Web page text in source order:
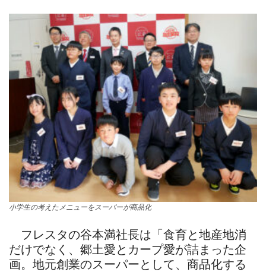
小学生の考えたメニューをスーパーが商品化
フレスタの谷本満社長は「食育と地産地消
だけでなく、郷土愛とカープ愛が詰まった企
画。地元創業のスーパーとして、商品化する